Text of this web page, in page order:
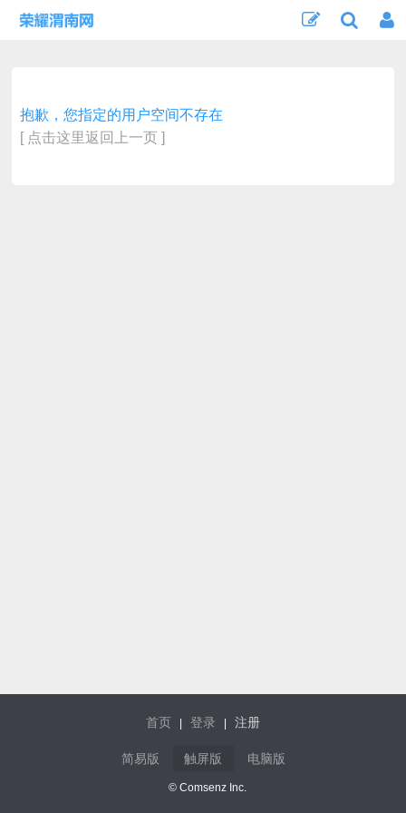
抱歉，您指定的用户空间不存在
[ 点击这里返回上一页 ]
首页 登录 注册
简易版 触屏版 电脑版
© Comsenz Inc.